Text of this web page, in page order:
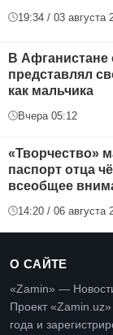
19:34 / 03 августа
В Афганистане
представлял
как мальчика
Вчера 05:12
«Творчество»
паспорт отца
всеобщее
14:20 / 06 августа
О САЙТЕ
«Zamin» —
Проект
года и